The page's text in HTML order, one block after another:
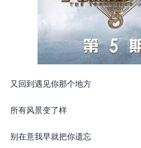
又回到遇见你那个地方
所有风景变了样
别在意我早就把你遗忘